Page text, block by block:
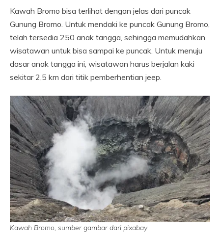
Kawah Bromo bisa terlihat dengan jelas dari puncak
Gunung Bromo. Untuk mendaki ke puncak Gunung Bromo,
telah tersedia 250 anak tangga, sehingga memudahkan
wisatawan untuk bisa sampai ke puncak. Untuk menuju
dasar anak tangga ini, wisatawan harus berjalan kaki
sekitar 2,5 km dari titik pemberhentian jeep.
Kawah Bromo, sumber gambar dari pixabay